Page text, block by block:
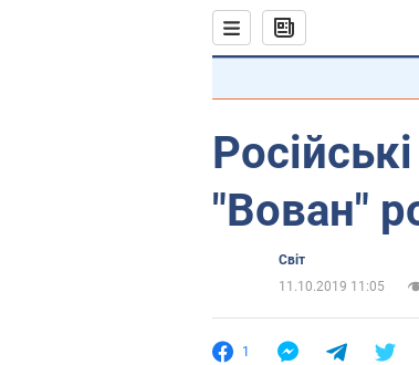
"Вован"
Світ
11.10.2019 11:05
1